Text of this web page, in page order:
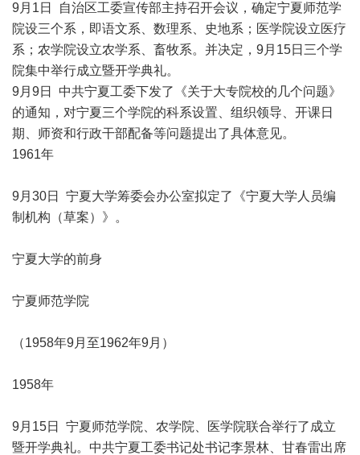
9月1日 自治区工委宣传部主持召开会议，确定宁夏师范学
院设三个系，即语文系、数理系、史地系；医学院设立医疗
系；农学院设立农学系、畜牧系。并决定，9月15日三个学
院集中举行成立暨开学典礼。
9月9日 中共宁夏工委下发了《关于大专院校的几个问题》
的通知，对宁夏三个学院的科系设置、组织领导、开课日
期、师资和行政干部配备等问题提出了具体意见。
1961年
9月30日 宁夏大学筹委会办公室拟定了《宁夏大学人员编
制机构（草案）》。
宁夏大学的前身
宁夏师范学院
（1958年9月至1962年9月）
1958年
9月15日 宁夏师范学院、农学院、医学院联合举行了成立
暨开学典礼。中共宁夏工委书记处书记李景林、甘春雷出席